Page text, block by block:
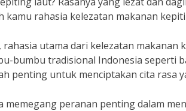
rahasia kelezatan makanan
utama dari kelezatan makanan
bumbu tradisional Indonesia seperti
penting untuk menciptakan cita rasa
memegang peranan penting dalam